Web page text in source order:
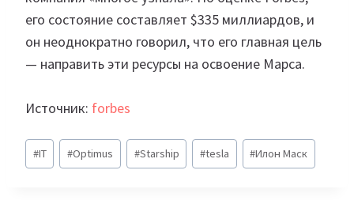
его состояние составляет $335 миллиардов, и
он неоднократно говорил, что его главная цель
— направить эти ресурсы на освоение Марса.
Источник: forbes
Метки
записи:
#IT #Optimus #Starship #tesla #Илон Маск